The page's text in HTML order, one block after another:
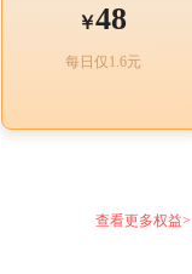
￥48
每日仅1.6元
查看更多权益>